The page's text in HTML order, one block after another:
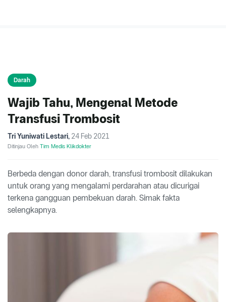
Darah
Wajib Tahu, Mengenal Metode
Transfusi Trombosit
Tri Yuniwati Lestari, 24 Feb 2021
Ditinjau Oleh Tim Medis Klikdokter
Berbeda dengan donor darah, transfusi trombosit dilakukan
untuk orang yang mengalami perdarahan atau dicurigai
terkena gangguan pembekuan darah. Simak fakta
selengkapnya.